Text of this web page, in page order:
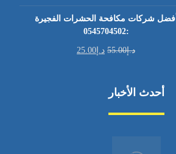
أفضل شركات مكافحة الحشرات الفجيرة
:0545704502
د.إ55.00 د.إ 25.00
أحدث الأخبار